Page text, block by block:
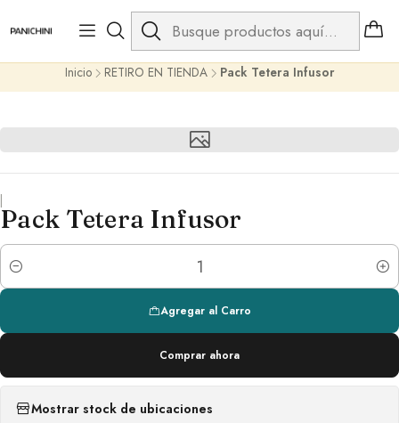
Síguenos en Instagram@panichini.clPANICHINI LOUNGE & GO
Inicio RETIRO EN TIENDA Pack Tetera Infusor
Pack Tetera Infusor
Cantidad
Agregar al Carro
Comprar ahora
Mostrar stock de ubicaciones